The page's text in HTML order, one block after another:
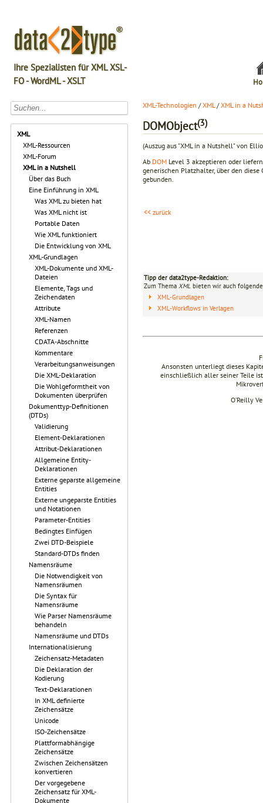
Ihre Spezialisten für XML XSL-
FO - WordML - XSLT
XML
XML-Ressourcen
XML-Forum
XML in a Nutshell
Über das Buch
Eine Einführung in XML
Was XML zu bieten hat
Was XML nicht ist
Portable Daten
Wie XML funktioniert
Die Entwicklung von XML
XML-Grundlagen
XML-Dokumente und XML-
Dateien
Elemente, Tags und
Zeichendaten
Attribute
XML-Namen
Referenzen
CDATA-Abschnitte
Kommentare
Verarbeitungsanweisungen
Die XML-Deklaration
Die Wohlgeformtheit von
Dokumenten überprüfen
Dokumenttyp-Definitionen
(DTDs)
Validierung
Element-Deklarationen
Attribut-Deklarationen
Allgemeine Entity-
Deklarationen
Externe geparste allgemeine
Entities
Externe ungeparste Entities
und Notationen
Parameter-Entities
Bedingtes Einfügen
Zwei DTD-Beispiele
Standard-DTDs finden
Namensräume
Die Notwendigkeit von
Namensräumen
Die Syntax für
Namensräume
Wie Parser Namensräume
behandeln
Namensräume und DTDs
Internationalisierung
Zeichensatz-Metadaten
Die Deklaration der
Kodierung
Text-Deklarationen
In XML definierte
Zeichensätze
Unicode
ISO-Zeichensätze
Plattformabhängige
Zeichensätze
Zwischen Zeichensätzen
konvertieren
Der vorgegebene
Zeichensatz für XML-
Dokumente
XML-Technologien /XML/XML in a
DOMObject(3)
(Auszug aus "XML in a Nutshell" von
Ab DOM Level 3 akzeptieren oder
generischen Platzhalter, über den
gebunden.
<< zurück
Tipp der data2type-Redaktion:
Zum Thema XML bieten wir auch
XML-Grundlagen
XML-Workflows in Verlagen
Ansonsten unterliegt dieses
einschließlich aller seiner Teile
O’Reilly